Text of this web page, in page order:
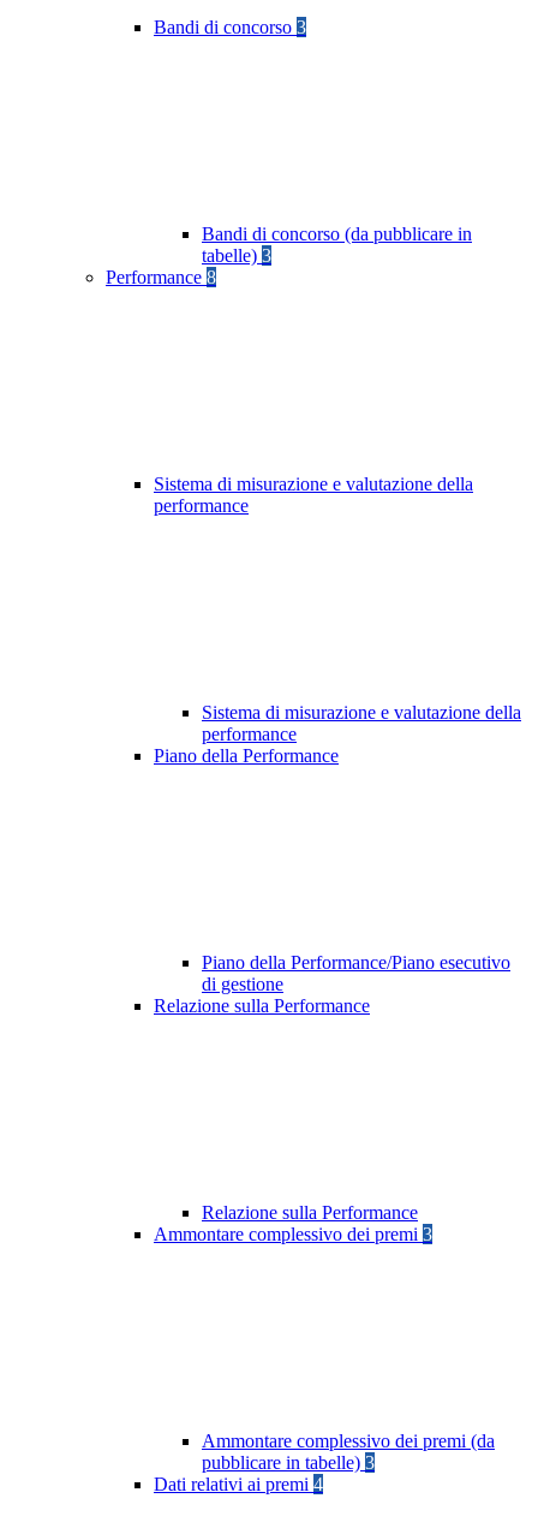
Bandi di concorso 3
Bandi di concorso (da pubblicare in
tabelle) 3
Performance 8
Sistema di misurazione e valutazione della
performance
Sistema di misurazione e valutazione della
performance
Piano della Performance
Piano della Performance/Piano esecutivo
di gestione
Relazione sulla Performance
Relazione sulla Performance
Ammontare complessivo dei premi 3
Ammontare complessivo dei premi (da
pubblicare in tabelle) 3
Dati relativi ai premi 4